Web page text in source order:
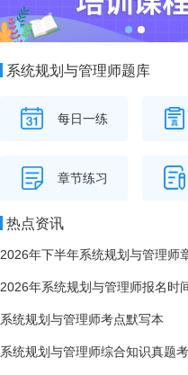
系统规划与管理师题库
每日一练
章节练习
热点资讯
2026年系统规划与管理师报名时
系统规划与管理师考点默写本
系统规划与管理师综合知识真题